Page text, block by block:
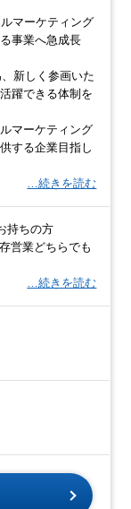
マーケティング
事業へ急成長
新しく参画いた
躍できる体制を
マーケティング
する企業目指し
…続きを読む
持ちの方
営業どちらでも
…続きを読む